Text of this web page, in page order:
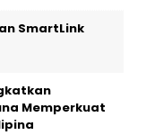
SmartLink
Memperkuat